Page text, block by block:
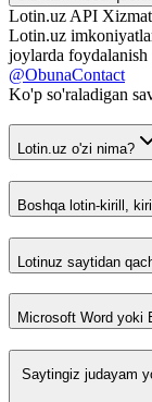
Lotin.uz API
Lotin.uz
joylarda
@ObunaContact
Ko'p so'raladigan
Lotin.uz o'zi nima?
Boshqa lotin-kirill,
Lotinuz saytidan
Microsoft Word yoki
Saytingiz judayam